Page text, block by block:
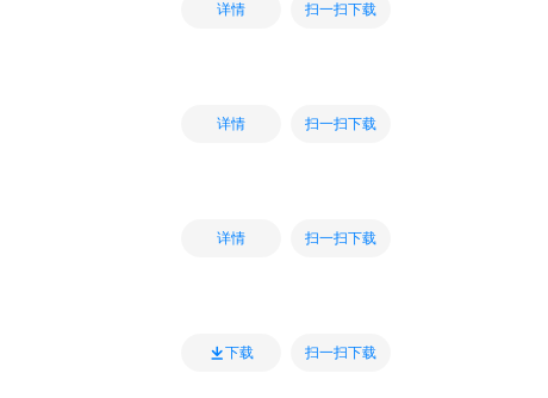
详情 扫一扫下载
详情 扫一扫下载
详情 扫一扫下载
下载 扫一扫下载